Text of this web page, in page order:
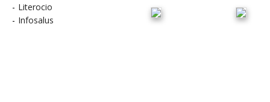
- Literocio
- Infosalus